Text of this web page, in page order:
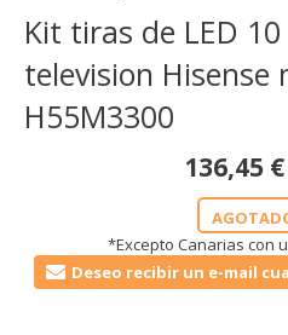
Kit tiras de LED
television Hisense
H55M3300
136,45 €
*Excepto Canarias con
Deseo recibir un e-mail